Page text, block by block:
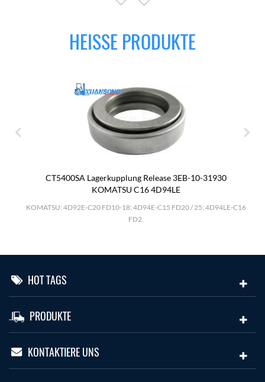
HEISSE PRODUKTE
CT5400SA Lagerkupplung Release 3EB-10-31930
KOMATSU C16 4D94LE
KOMATSU: 4D92E-C20 FD10-18; 4D94E-C15 FD20 / 25; 4D94LE-C16
FD2.
HOT TAGS
PRODUKTE
KONTAKTIERE UNS